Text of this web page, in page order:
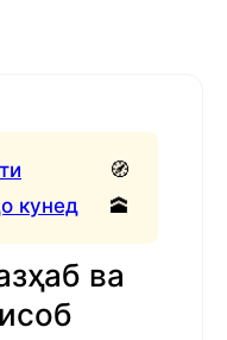
кунед
🧭
🕋
ва